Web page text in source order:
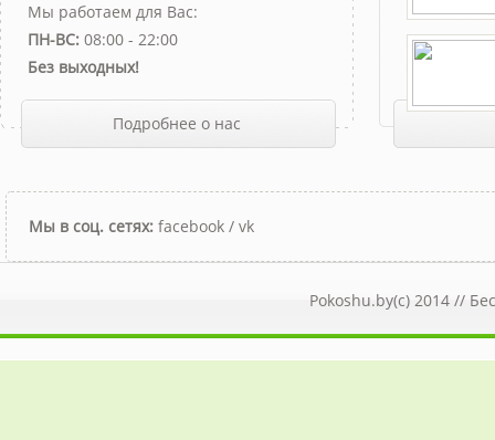
Мы работаем для Вас:
ПН-ВС: 08:00 - 22:00
Без выходных!
Подробнее о нас
Мы в соц. сетях: facebook / vk
Pokoshu.by(c) 2014 //